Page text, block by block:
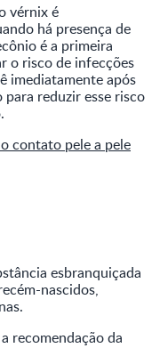
vérnix é
há presença de
é a primeira
o risco de infecções
imediatamente após
reduzir esse risco
contato pele a pele
esbranquiçada
nascidos,
recomendação da